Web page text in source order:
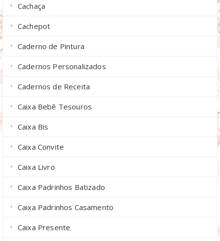
Cachaça
Cachepot
Caderno de Pintura
Cadernos Personalizados
Cadernos de Receita
Caixa Bebê Tesouros
Caixa Bis
Caixa Convite
Caixa Livro
Caixa Padrinhos Batizado
Caixa Padrinhos Casamento
Caixa Presente